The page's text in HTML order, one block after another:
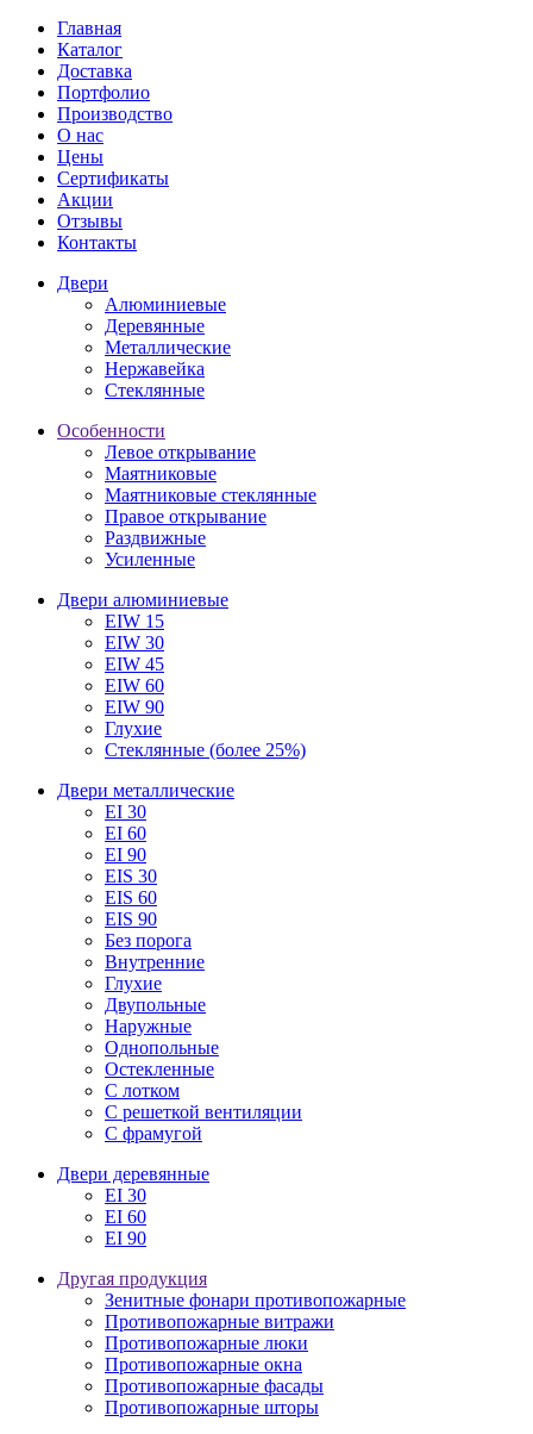
Главная
Каталог
Доставка
Портфолио
Производство
О нас
Цены
Сертификаты
Акции
Отзывы
Контакты
Двери
Алюминиевые
Деревянные
Металлические
Нержавейка
Стеклянные
Особенности
Левое открывание
Маятниковые
Маятниковые стеклянные
Правое открывание
Раздвижные
Усиленные
Двери алюминиевые
EIW 15
EIW 30
EIW 45
EIW 60
EIW 90
Глухие
Стеклянные (более 25%)
Двери металлические
EI 30
EI 60
EI 90
EIS 30
EIS 60
EIS 90
Без порога
Внутренние
Глухие
Двупольные
Наружные
Однопольные
Остекленные
С лотком
С решеткой вентиляции
С фрамугой
Двери деревянные
EI 30
EI 60
EI 90
Другая продукция
Зенитные фонари противопожарные
Противопожарные витражи
Противопожарные люки
Противопожарные окна
Противопожарные фасады
Противопожарные шторы